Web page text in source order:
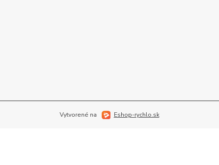
Vytvorené na Eshop-rychlo.sk